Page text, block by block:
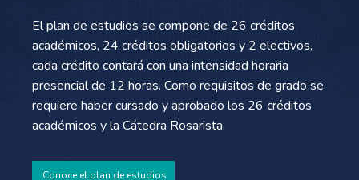
El plan de estudios se compone de 26 créditos
académicos, 24 créditos obligatorios y 2 electivos,
cada crédito contará con una intensidad horaria
presencial de 12 horas. Como requisitos de grado se
requiere haber cursado y aprobado los 26 créditos
académicos y la Cátedra Rosarista.
Conoce el plan de estudios